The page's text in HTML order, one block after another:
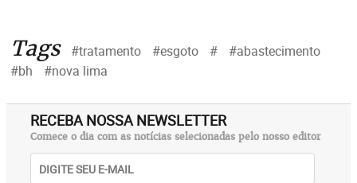
Tags #tratamento #esgoto #
#abastecimento
#bh
#nova lima
RECEBA NOSSA NEWSLETTER
Comece o dia com as notícias selecionadas pelo nosso editor